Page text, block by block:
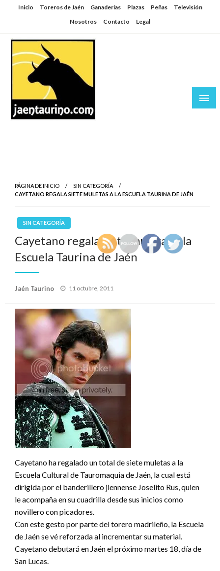
SaltarInicio Toreros de Jaén Ganaderías Plazas Peñas
Televisión
Nosotros
Contacto Legal
PÁGINA DE INICIO
SIN CATEGORÍA
CAYETANO REGALA SIETE MULETAS A LA ESCUELA TAURINA DE JAÉN
SIN CATEGORÍA
Cayetano regala siete muletas a la
Escuela Taurina de Jaén
Jaén Taurino
Publicado
11 octubre, 2011
Cayetano ha regalado un total de siete muletas a la
Escuela Cultural de Tauromaquia de Jaén, la cual está
dirigida por el banderillero jiennense Joselito Rus, quien
le acompaña en su cuadrilla desde sus inicios como
novillero con picadores.
Con este gesto por parte del torero madrileño, la Escuela
de Jaén se vé reforzada al incrementar su material.
Cayetano debutará en Jaén el próximo martes 18, día de
San Lucas.